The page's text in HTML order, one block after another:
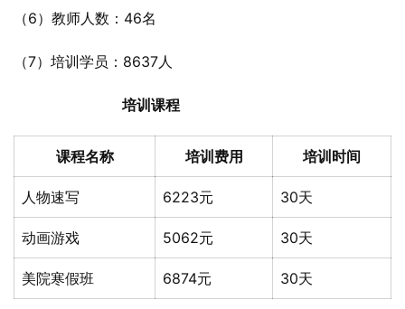
（6）教师人数：46名
（7）培训学员：8637人
培训课程
课程名称 培训费用 培训时间
人物速写 6223元 30天
动画游戏 5062元 30天
美院寒假班 6874元 30天